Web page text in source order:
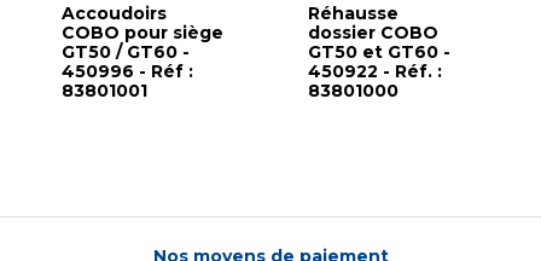
Accoudoirs
COBO pour siège
GT50 / GT60 -
450996 - Réf :
83801001
Réhausse
dossier COBO
GT50 et GT60 -
450922 - Réf. :
83801000
Nos moyens de paiement